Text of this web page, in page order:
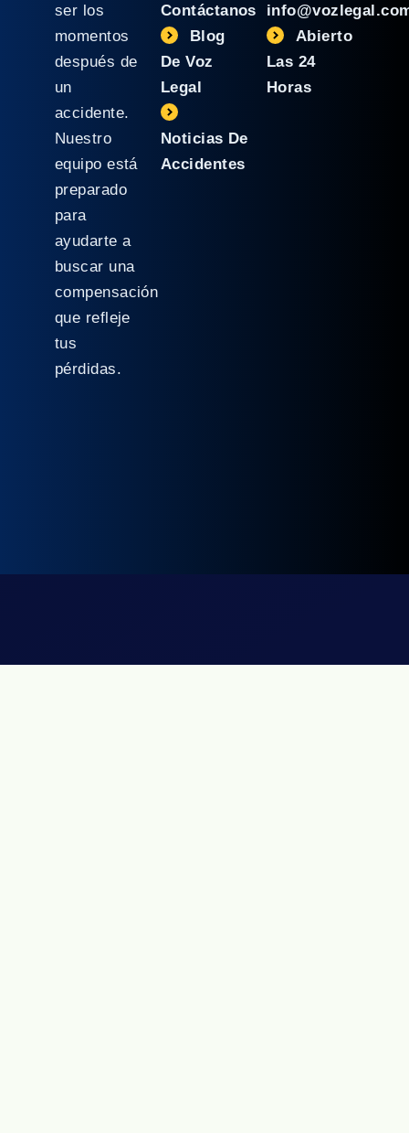
ser los
momentos
después de
un
accidente.
Nuestro
equipo está
preparado
para
ayudarte a
buscar una
compensación
que refleje
tus
pérdidas.
Contáctanos
Blog
De Voz
Legal
Noticias De
Accidentes
Abierto
Las 24
Horas